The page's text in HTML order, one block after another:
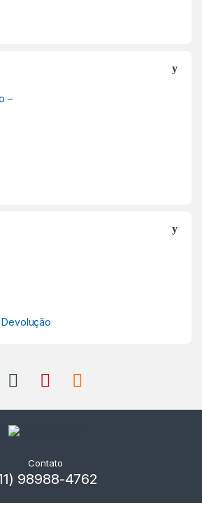
–
Contato
98988-4762